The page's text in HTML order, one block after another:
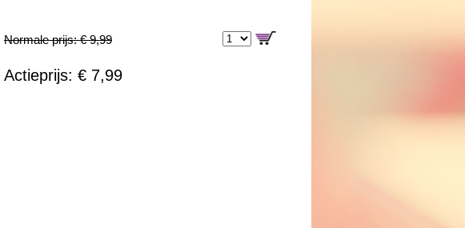
Normale prijs: € 9,99
Actieprijs: € 7,99